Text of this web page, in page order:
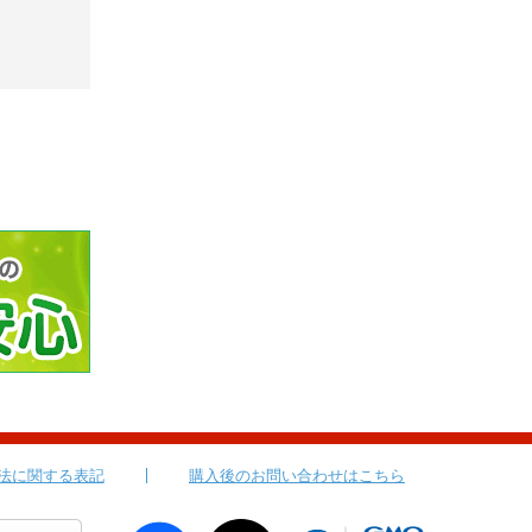
に関する表記 購入後のお問い合わせはこちら